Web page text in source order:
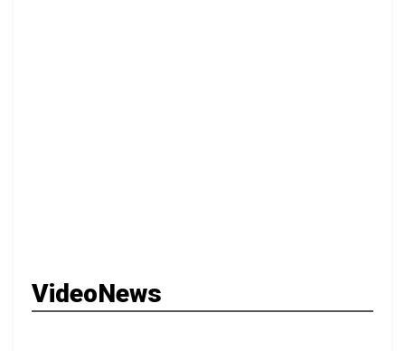
VideoNews